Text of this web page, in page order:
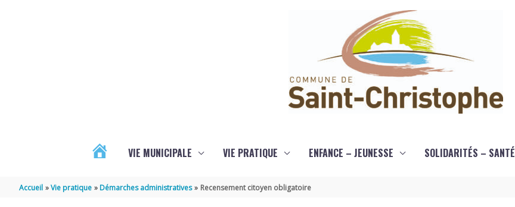
VIE MUNICIPALE VIE PRATIQUE ENFANCE – JEUNESSE SOLIDARITÉS – SANTÉ
Accueil Vie pratique Démarches administratives Recensement citoyen obligatoire